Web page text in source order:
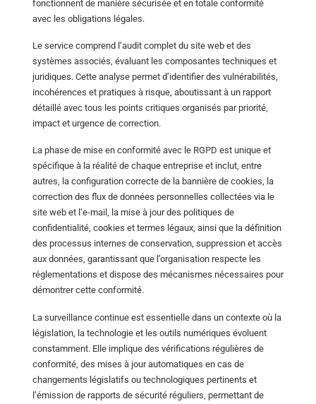
fonctionnent de manière sécurisée et en totale conformité
avec les obligations légales.
Le service comprend l’audit complet du site web et des
systèmes associés, évaluant les composantes techniques et
juridiques. Cette analyse permet d’identifier des vulnérabilités,
incohérences et pratiques à risque, aboutissant à un rapport
détaillé avec tous les points critiques organisés par priorité,
impact et urgence de correction.
La phase de mise en conformité avec le RGPD est unique et
spécifique à la réalité de chaque entreprise et inclut, entre
autres, la configuration correcte de la bannière de cookies, la
correction des flux de données personnelles collectées via le
site web et l’e-mail, la mise à jour des politiques de
confidentialité, cookies et termes légaux, ainsi que la définition
des processus internes de conservation, suppression et accès
aux données, garantissant que l’organisation respecte les
réglementations et dispose des mécanismes nécessaires pour
démontrer cette conformité.
La surveillance continue est essentielle dans un contexte où la
législation, la technologie et les outils numériques évoluent
constamment. Elle implique des vérifications régulières de
conformité, des mises à jour automatiques en cas de
changements législatifs ou technologiques pertinents et
l’émission de rapports de sécurité réguliers, permettant de